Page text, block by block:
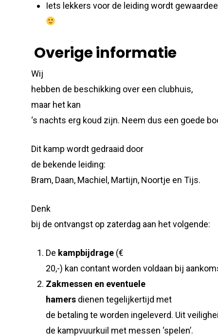
Iets lekkers voor de leiding wordt
Overige informatie
Wij
hebben de beschikking over een clubhuis,
maar het kan
‘s nachts erg koud zijn. Neem dus een goede
Dit kamp wordt gedraaid door
de bekende leiding:
Bram, Daan, Machiel, Martijn, Noortje en Tijs.
Denk
bij de ontvangst op zaterdag aan het volgende:
De kampbijdrage (€
20,-) kan contant worden voldaan bij
Zakmessen en eventuele
hamers dienen tegelijkertijd met
de betaling te worden ingeleverd. Uit
de kampvuurkuil met messen ‘spelen’.